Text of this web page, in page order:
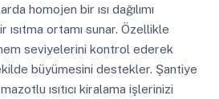
homojen bir ısı dağılımı
ortamı sunar. Özellikle
nem seviyelerini kontrol ederek
büyümesini destekler. Şantiye
ısıtıcı kiralama işlerinizi